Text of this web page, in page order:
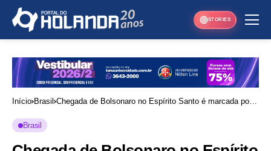
STORIES
Início Brasil Chegada de Bolsonaro no Espírito Santo é marcada por
Brasil